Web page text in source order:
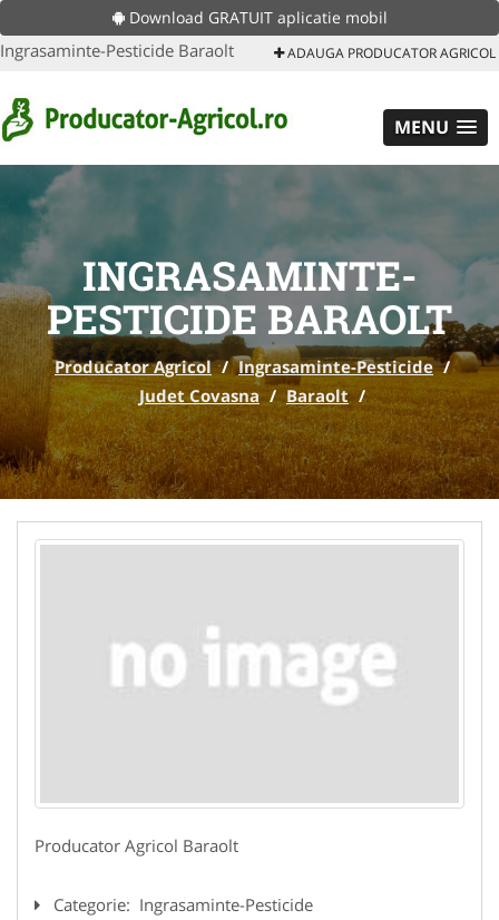
Download GRATUIT aplicatie mobil
Ingrasaminte-Pesticide Baraolt ADAUGA PRODUCATOR AGRICOL
MENU
INGRASAMINTE-
PESTICIDE BARAOLT
Producator Agricol / Ingrasaminte-Pesticide /
Judet Covasna / Baraolt /
Producator Agricol Baraolt
Categorie: Ingrasaminte-Pesticide